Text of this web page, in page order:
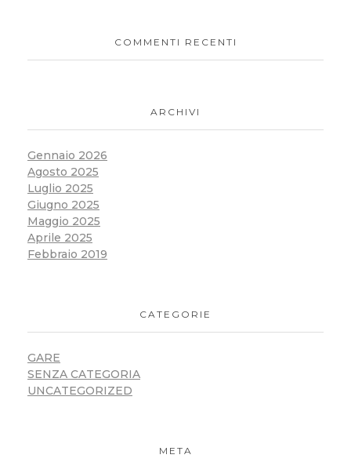
COMMENTI RECENTI
ARCHIVI
Gennaio 2026
Agosto 2025
Luglio 2025
Giugno 2025
Maggio 2025
Aprile 2025
Febbraio 2019
CATEGORIE
GARE
SENZA CATEGORIA
UNCATEGORIZED
META